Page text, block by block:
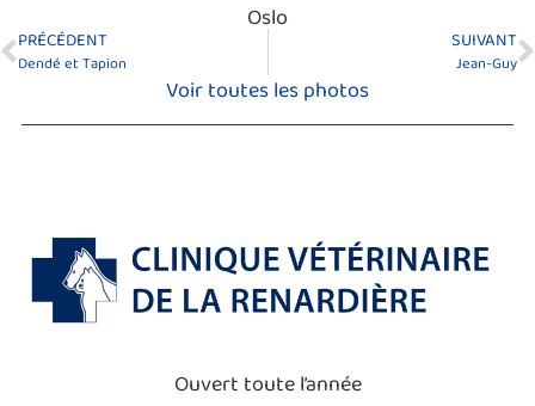
Oslo
PRÉCÉDENT
Dendé et Tapion
SUIVANT
Jean-Guy
Voir toutes les photos
Ouvert toute l’année